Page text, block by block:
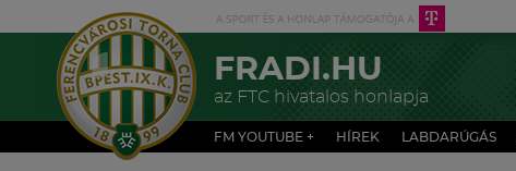
FRADI.HU
az FTC hivatalos honlapja
FM YOUTUBE + HÍREK LABDARÚGÁS